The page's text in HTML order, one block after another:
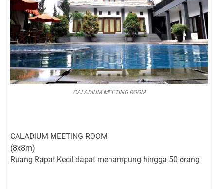
CALADIUM MEETING ROOM
CALADIUM MEETING ROOM
(8x8m)
Ruang Rapat Kecil dapat menampung hingga 50 orang